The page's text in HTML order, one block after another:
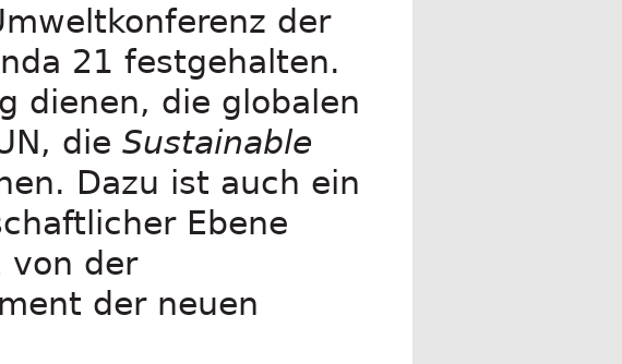
der
21 festgehalten.
dienen, die globalen
die Sustainable
Dazu ist auch ein
Ebene
von der
der neuen